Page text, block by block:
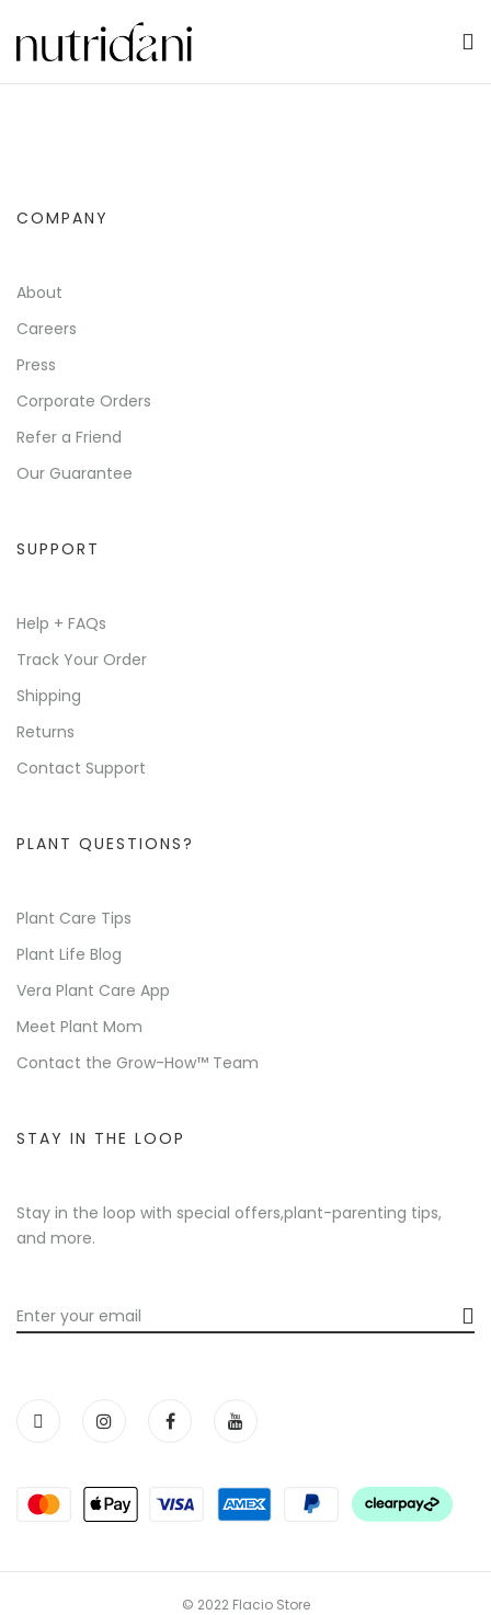
COMPANY
About
Careers
Press
Corporate Orders
Refer a Friend
Our Guarantee
SUPPORT
Help + FAQs
Track Your Order
Shipping
Returns
Contact Support
PLANT QUESTIONS?
Plant Care Tips
Plant Life Blog
Vera Plant Care App
Meet Plant Mom
Contact the Grow-How™ Team
STAY IN THE LOOP
Stay in the loop with special offers,plant-parenting tips,
and more.
© 2022 Flacio Store